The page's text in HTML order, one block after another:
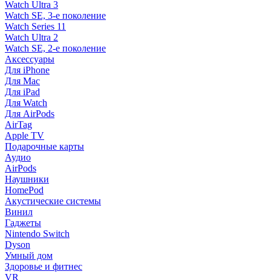
Watch Ultra 3
Watch SE, 3-е поколение
Watch Series 11
Watch Ultra 2
Watch SE, 2-е поколение
Аксессуары
Для iPhone
Для Mac
Для iPad
Для Watch
Для AirPods
AirTag
Apple TV
Подарочные карты
Аудио
AirPods
Наушники
HomePod
Акустические системы
Винил
Гаджеты
Nintendo Switch
Dyson
Умный дом
Здоровье и фитнес
VR